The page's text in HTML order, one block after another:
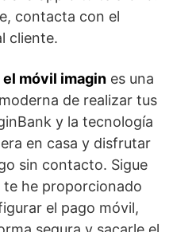
contacta con el
cliente.
el móvil imagin es una
de realizar tus
y la tecnología
en casa y disfrutar
sin contacto. Sigue
te he proporcionado
el pago móvil,